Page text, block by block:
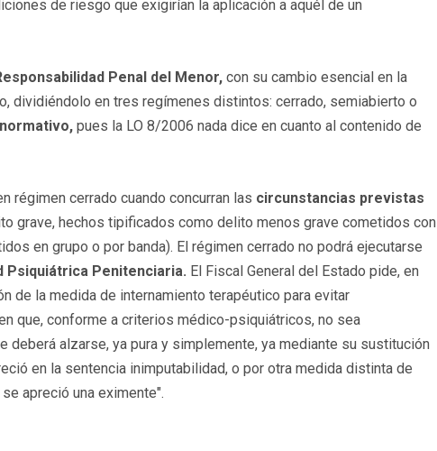
de riesgo que exigirían la aplicación a aquél de un
Penal del Menor, con su cambio esencial en la
dividiéndolo en tres regímenes distintos: cerrado, semiabierto o
pues la LO 8/2006 nada dice en cuanto al contenido de
régimen cerrado cuando concurran las circunstancias previstas
grave, hechos tipificados como delito menos grave cometidos con
en grupo o por banda). El régimen cerrado no podrá ejecutarse
Psiquiátrica Penitenciaria. El Fiscal General del Estado pide, en
de la medida de internamiento terapéutico para evitar
que, conforme a criterios médico-psiquiátricos, no sea
deberá alzarse, ya pura y simplemente, ya mediante su sustitución
en la sentencia inimputabilidad, o por otra medida distinta de
apreció una eximente".